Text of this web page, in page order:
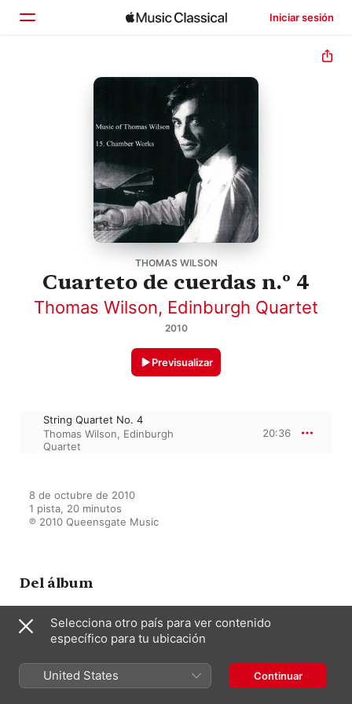
Iniciar sesión
THOMAS WILSON
Cuarteto de cuerdas n.º 4
Thomas Wilson, Edinburgh Quartet
2010
Previsualizar
String Quartet No. 4
Thomas Wilson, Edinburgh
Quartet
20:36
8 de octubre de 2010
1 pista, 20 minutos
℗ 2010 Queensgate Music
Del álbum
Music of Thomas Wilson 15.
Thomas Wilson
Selecciona otro país para ver contenido
específico para tu ubicación
United States Continuar